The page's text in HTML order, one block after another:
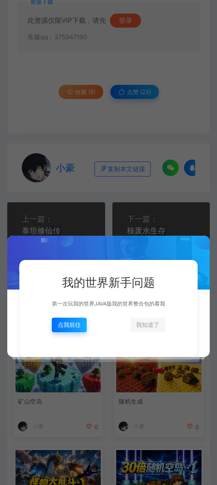
资源下载
此资源仅限VIP下载，请先 登录
客服qq：375947190
收藏 (8) 点赞 (23)
小豪 复制本文链接
上一篇：
泰坦修仙传
下一篇：
核废水生存
相关文章
矿山空岛
小豪 0
随机生成
小豪 0
我的世界新手问题
第一次玩我的世界JAVA版我的世界整合包的看我
点我前往 我知道了